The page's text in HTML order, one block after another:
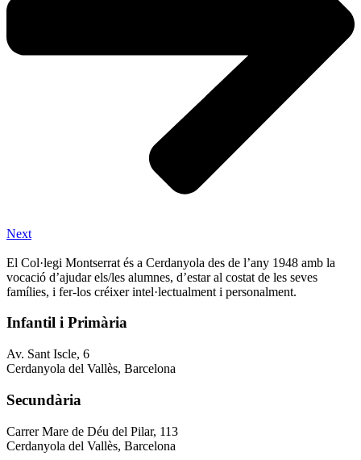
Next
El Col·legi Montserrat és a Cerdanyola des de l’any 1948 amb la
vocació d’ajudar els/les alumnes, d’estar al costat de les seves
famílies, i fer-los créixer intel·lectualment i personalment.
Infantil i Primària
Av. Sant Iscle, 6
Cerdanyola del Vallès, Barcelona
Secundària
Carrer Mare de Déu del Pilar, 113
Cerdanyola del Vallès, Barcelona